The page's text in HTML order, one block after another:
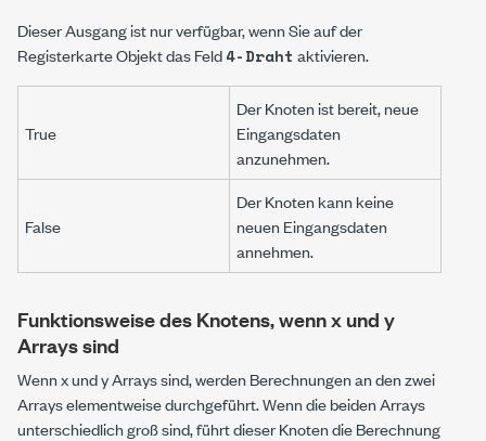
Dieser Ausgang ist nur verfügbar, wenn Sie auf der
RegisterkarteObjektdas Feld4-Draht aktivieren.
True
Der Knoten ist bereit, neue
Eingangsdaten
anzunehmen.
False
Der Knoten kann keine
neuen Eingangsdaten
annehmen.
Funktionsweise des Knotens, wenn x und y
Arrays sind
WennxundyArrays sind, werden Berechnungen an den zwei
Arrays elementweise durchgeführt. Wenn die beiden Arrays
unterschiedlich groß sind, führt dieser Knoten die Berechnung